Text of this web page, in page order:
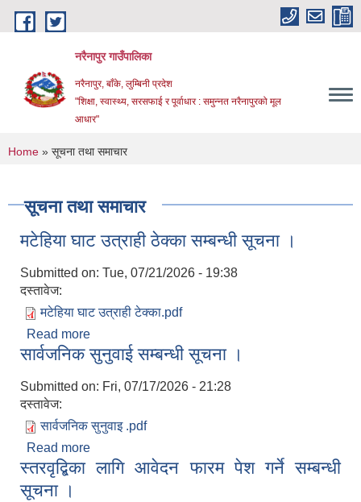
Skip to main content
नरैनापुर गाउँपालिका
नरैनापुर, बाँके, लुम्बिनी प्रदेश
"शिक्षा, स्वास्थ्य, सरसफाई र पूर्वाधार : समुन्नत नरैनापुरको मूल
आधार"
You are here
Home » सूचना तथा समाचार
सूचना तथा समाचार
मटेहिया घाट उत्राही ठेक्का सम्बन्धी सूचना ।
Submitted on: Tue, 07/21/2026 - 19:38
दस्तावेज:
मटेहिया घाट उत्राही टेक्का.pdf
Read more
सार्वजनिक सुनुवाई सम्बन्धी सूचना ।
Submitted on: Fri, 07/17/2026 - 21:28
दस्तावेज:
सार्वजनिक सुनुवाइ .pdf
Read more
स्तरवृद्बिका लागि आवेदन फारम पेश गर्ने सम्बन्धी
सूचना ।